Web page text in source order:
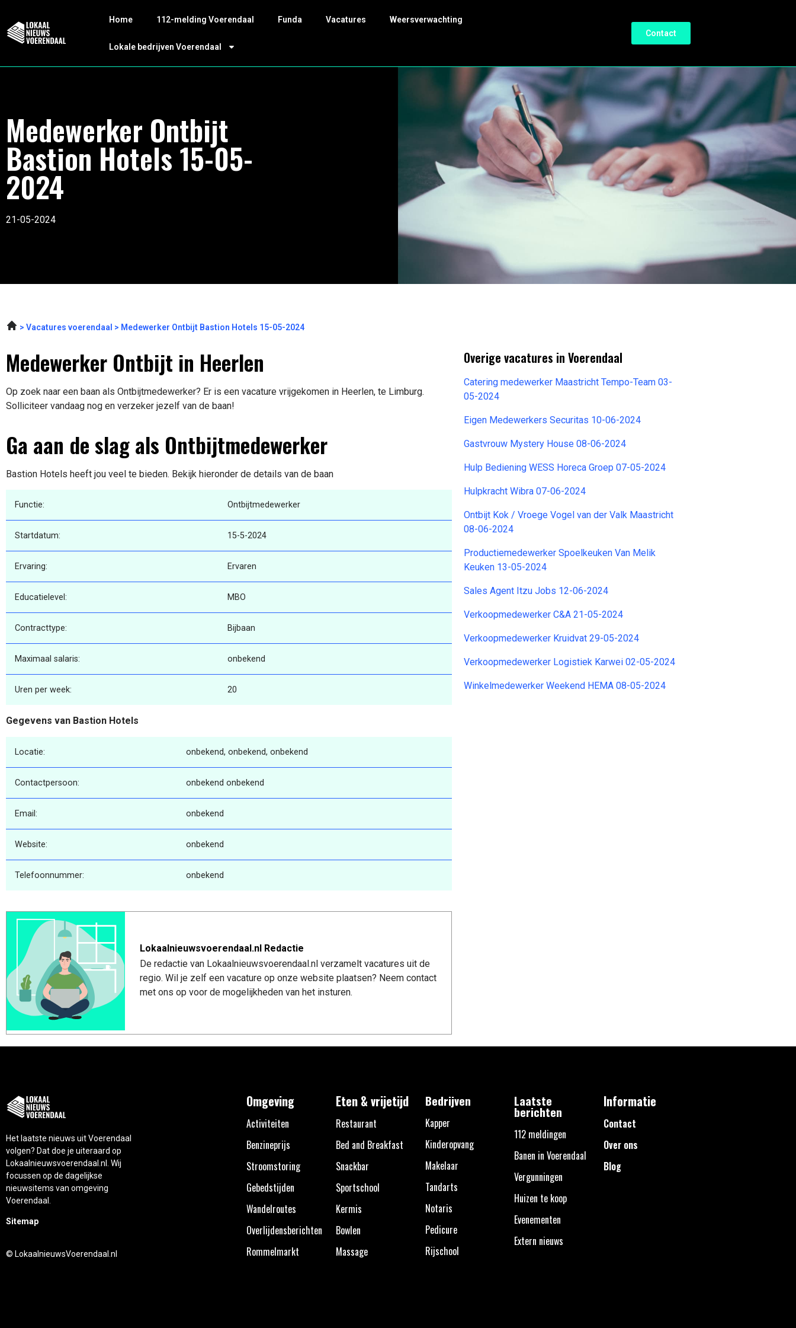
Home 112-melding Voerendaal Funda Vacatures Weersverwachting
Lokale bedrijven Voerendaal
Contact
Medewerker Ontbijt
Bastion Hotels 15-05-
2024
21-05-2024
Vacatures voerendaal Medewerker Ontbijt Bastion Hotels 15-05-2024
Medewerker Ontbijt in Heerlen
Op zoek naar een baan als Ontbijtmedewerker? Er is een vacature vrijgekomen in Heerlen, te Limburg.
Solliciteer vandaag nog en verzeker jezelf van de baan!
Ga aan de slag als Ontbijtmedewerker
Bastion Hotels heeft jou veel te bieden. Bekijk hieronder de details van de baan
Functie: Ontbijtmedewerker
Startdatum: 15-5-2024
Ervaring: Ervaren
Educatielevel: MBO
Contracttype: Bijbaan
Maximaal salaris: onbekend
Uren per week: 20
Gegevens van Bastion Hotels
Locatie: onbekend, onbekend, onbekend
Contactpersoon: onbekend onbekend
Email: onbekend
Website: onbekend
Telefoonnummer: onbekend
Lokaalnieuwsvoerendaal.nl Redactie
De redactie van Lokaalnieuwsvoerendaal.nl verzamelt vacatures uit de
regio. Wil je zelf een vacature op onze website plaatsen? Neem contact
met ons op voor de mogelijkheden van het insturen.
Overige vacatures in Voerendaal
Catering medewerker Maastricht Tempo-Team 03-
05-2024
Eigen Medewerkers Securitas 10-06-2024
Gastvrouw Mystery House 08-06-2024
Hulp Bediening WESS Horeca Groep 07-05-2024
Hulpkracht Wibra 07-06-2024
Ontbijt Kok / Vroege Vogel van der Valk Maastricht
08-06-2024
Productiemedewerker Spoelkeuken Van Melik
Keuken 13-05-2024
Sales Agent Itzu Jobs 12-06-2024
Verkoopmedewerker C&A 21-05-2024
Verkoopmedewerker Kruidvat 29-05-2024
Verkoopmedewerker Logistiek Karwei 02-05-2024
Winkelmedewerker Weekend HEMA 08-05-2024
Het laatste nieuws uit Voerendaal
volgen? Dat doe je uiteraard op
Lokaalnieuwsvoerendaal.nl. Wij
focussen op de dagelijkse
nieuwsitems van omgeving
Voerendaal.
Sitemap
© LokaalnieuwsVoerendaal.nl
Omgeving
Activiteiten
Benzineprijs
Stroomstoring
Gebedstijden
Wandelroutes
Overlijdensberichten
Rommelmarkt
Eten & vrijetijd
Restaurant
Bed and Breakfast
Snackbar
Sportschool
Kermis
Bowlen
Massage
Bedrijven
Kapper
Kinderopvang
Makelaar
Tandarts
Notaris
Pedicure
Rijschool
Laatste
berichten
112 meldingen
Banen in Voerendaal
Vergunningen
Huizen te koop
Evenementen
Extern nieuws
Informatie
Contact
Over ons
Blog